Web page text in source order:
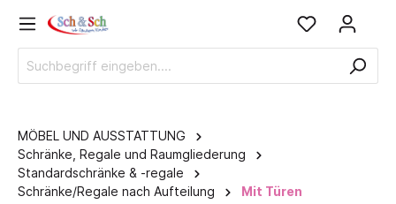
MÖBEL UND AUSSTATTUNG
Schränke, Regale und Raumgliederung
Standardschränke & -regale
Schränke/Regale nach Aufteilung
Mit Türen